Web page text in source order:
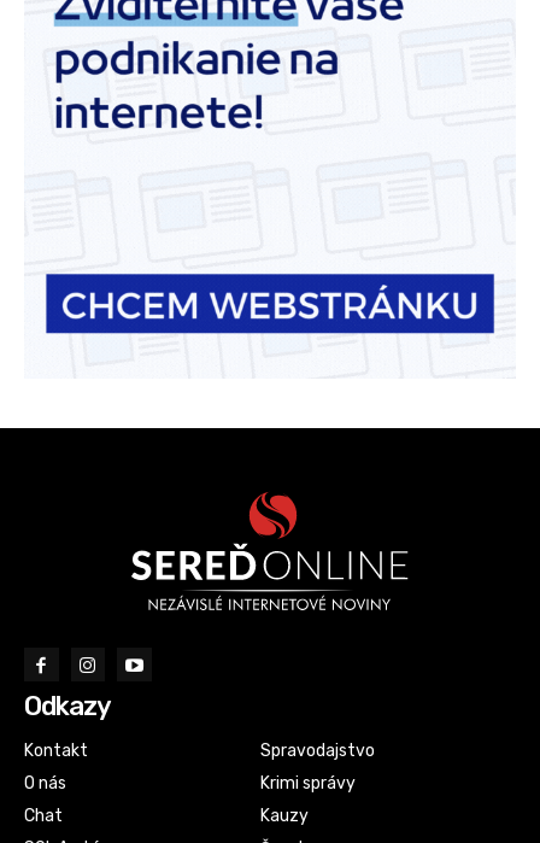
Odkazy
Kontakt
O nás
Chat
Spravodajstvo
Krimi správy
Kauzy